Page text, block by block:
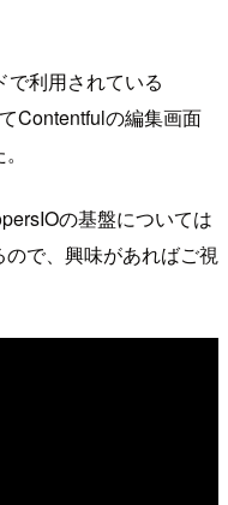
で利用されている
Contentfulの編集画面
の基盤については
で、興味があればご視